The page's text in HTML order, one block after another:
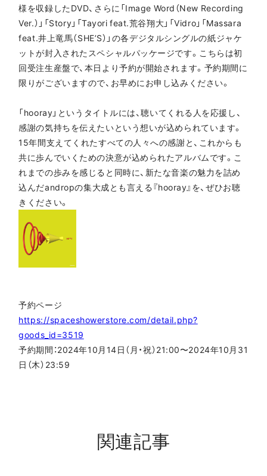
様を収録したDVD、さらに「Image Word（New Recording
Ver.）」「Story」「Tayori feat.荒谷翔大」「Vidro」「Massara
feat.井上竜馬（SHE’S）」の各デジタルシングルの紙ジャケ
ットが封入されたスペシャルパッケージです。こちらは初
回受注生産盤で、本日より予約が開始されます。予約期間に
限りがございますので、お早めにお申し込みください。
「hooray」というタイトルには、聴いてくれる人を応援し、
感謝の気持ちを伝えたいという想いが込められています。
15年間支えてくれたすべての人々への感謝と、これからも
共に歩んでいくための決意が込められたアルバムです。こ
れまでの歩みを感じると同時に、新たな音楽の魅力を詰め
込んだandropの集大成とも言える『hooray』を、ぜひお聴
きください。
予約ページ
https://spaceshowerstore.com/detail.php?
goods_id=3519
予約期間：2024年10月14日（月・祝）21:00〜2024年10月31
日（木）23:59
関連記事